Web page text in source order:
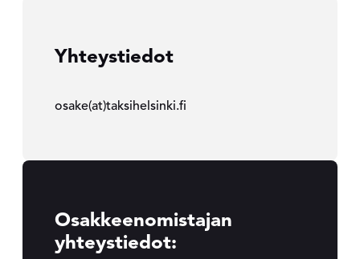
Yhteystiedot
osake(at)taksihelsinki.fi
Osakkeenomistajan
yhteystiedot: